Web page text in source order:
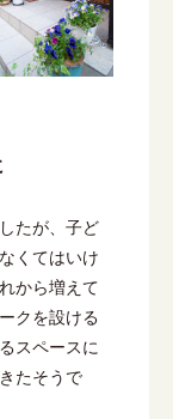
たが、子ど
くてはいけ
から増えて
クを設ける
スペースに
たそうで